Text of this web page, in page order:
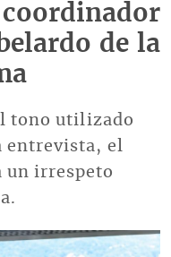
de la
tono utilizado
entrevista, el
un irrespeto